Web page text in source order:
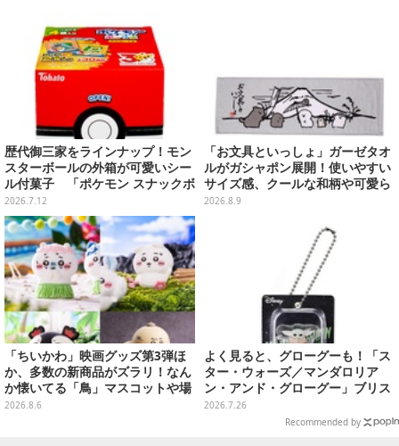
歴代御三家をラインナップ！モン
スターボールの外箱が可愛いシー
ル付菓子 「ポケモン スナックボ
ックス」が7月13日発売
2026.7.12
「お文具といっしょ」ガーゼタオ
ルがガシャポン展開！使いやすい
サイズ感、クールな和柄や可愛ら
しいお寿司など全4種
2026.8.9
「ちいかわ」映画グッズ第3弾ほ
か、多数の新商品がズラリ！なん
か懐いてる「鳥」マスコットや場
面写アイテムなど必見のラインナ
2026.8.6
よく見ると、グローグーも！「ス
ター・ウォーズ／マンダロリア
ン・アンド・グローグー」ブリス
ターチャームコレクションがガシ
2026.7.26
Recommended by